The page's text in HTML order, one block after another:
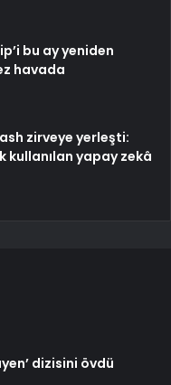
bu ay yeniden
havada
zirveye yerleşti:
kullanılan yapay zekâ
dizisini övdü